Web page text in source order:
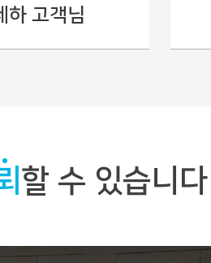
하 고객님
할 수 있습니